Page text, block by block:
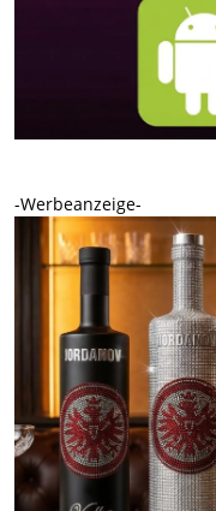
-Werbeanzeige-